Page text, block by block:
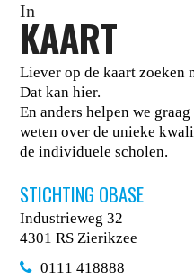
In
KAART
Liever op de kaart zoeken
Dat kan hier.
En anders helpen we
weten over de unieke
de individuele scholen.
STICHTING OBASE
Industrieweg 32
4301 RS Zierikzee
0111 418888